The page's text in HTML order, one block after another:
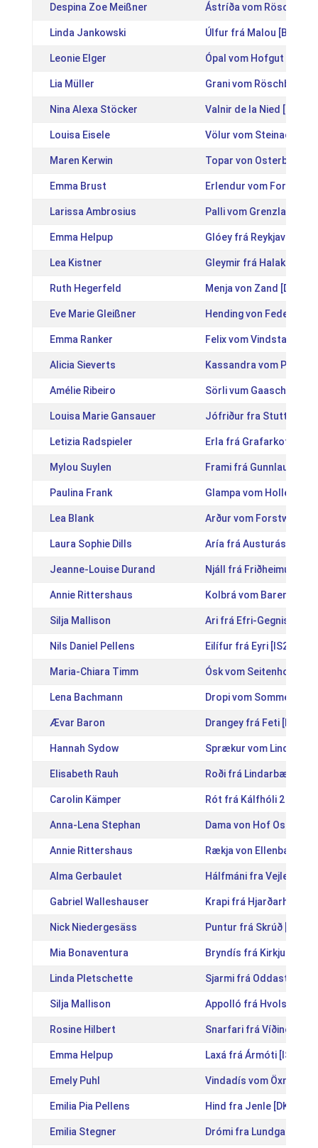
Despina Zoe Meißner Ástríða vom
Linda Jankowski Úlfur frá Malou
Leonie Elger Ópal vom Hofgut
Lia Müller Grani vom
Nina Alexa Stöcker Valnir de la Nied
Louisa Eisele Völur vom Steinachtal
Maren Kerwin Topar von Osterbyholz
Emma Brust Erlendur vom
Larissa Ambrosius Palli vom Grenzland
Emma Helpup Glóey frá Reykjavík
Lea Kistner Gleymir frá Halakoti
Ruth Hegerfeld Menja von Zand
Eve Marie Gleißner Hending von Federath
Emma Ranker Felix vom Vindstaðir
Alicia Sieverts Kassandra vom
Amélie Ribeiro Sörli vum Gaaschtbierg
Louisa Marie Gansauer Jófriður fra Stutt.
Letizia Radspieler Erla frá Grafarkoti
Mylou Suylen Frami frá
Paulina Frank Glampa vom
Lea Blank Arður vom Forstwald
Laura Sophie Dills Aría frá Austurási
Jeanne-Louise Durand Njáll frá Friðheimum
Annie Rittershaus Kolbrá vom Barenstein
Silja Mallison Ari frá Efri-
Nils Daniel Pellens Eilífur frá Eyri
Maria-Chiara Timm Ósk vom Seitenhof
Lena Bachmann Dropi vom Sommerberg
Ævar Baron Drangey frá Feti
Hannah Sydow Sprækur vom Lindenhof
Elisabeth Rauh Roði frá Lindarbæ
Carolin Kämper Rót frá Kálfhóli 2
Anna-Lena Stephan Dama von Hof
Annie Rittershaus Rækja von Ellenbach
Alma Gerbaulet Hálfmáni fra Vejlegaard
Gabriel Walleshauser Krapi frá Hjarðarholti
Nick Niedergesäss Puntur frá Skrúð
Mia Bonaventura Bryndís frá Kirkjufelli
Linda Pletschette Sjarmi frá Oddastöðum
Silja Mallison Appolló frá Hvolsvelli
Rosine Hilbert Snarfari frá Víðinesi 1
Emma Helpup Laxá frá Ármóti
Emely Puhl Vindadís vom Öxney-
Emilia Pia Pellens Hind fra Jenle
Emilia Stegner Drómi fra Lundgaard